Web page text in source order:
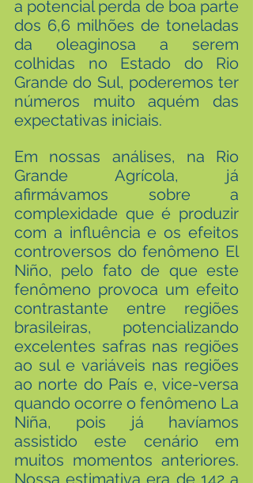
a potencial perda de boa parte
dos 6,6 milhões de toneladas
da oleaginosa a serem
colhidas no Estado do Rio
Grande do Sul, poderemos ter
números muito aquém das
expectativas iniciais.
Em nossas análises, na Rio
Grande Agrícola, já
afirmávamos sobre a
complexidade que é produzir
com a influência e os efeitos
controversos do fenômeno El
Niño, pelo fato de que este
fenômeno provoca um efeito
contrastante entre regiões
brasileiras, potencializando
excelentes safras nas regiões
ao sul e variáveis nas regiões
ao norte do País e, vice-versa
quando ocorre o fenômeno La
Niña, pois já havíamos
assistido este cenário em
muitos momentos anteriores.
Nossa estimativa era de 142 a